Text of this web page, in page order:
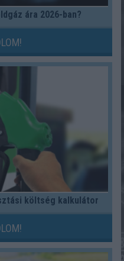
ára 2026-ban?
költség kalkulátor